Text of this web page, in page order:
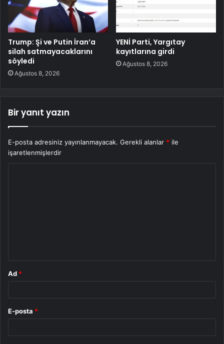
Trump: Şi ve Putin İran’a
silah satmayacaklarını
söyledi
Ağustos 8, 2026
YENİ Parti, Yargıtay
kayıtlarına girdi
Ağustos 8, 2026
Bir yanıt yazın
E-posta adresiniz yayınlanmayacak. Gerekli alanlar * ile
işaretlenmişlerdir
Ad *
E-posta *